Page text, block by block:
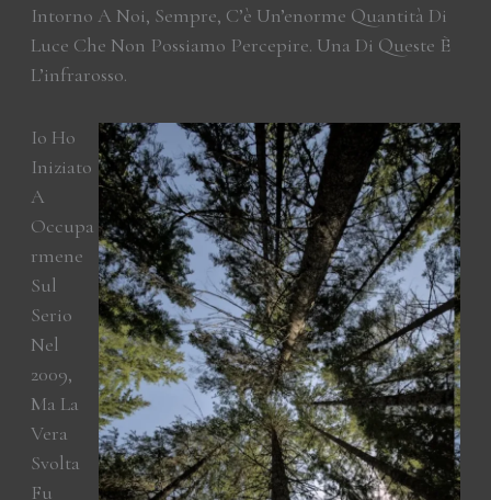
Intorno A Noi, Sempre, C’è Un’enorme Quantità Di
Luce Che Non Possiamo Percepire. Una Di Queste È
L’infrarosso.
Io Ho
Iniziato
A
Occupa
Rmene
Sul
Serio
Nel
2009,
Ma La
Vera
Svolta
Fu